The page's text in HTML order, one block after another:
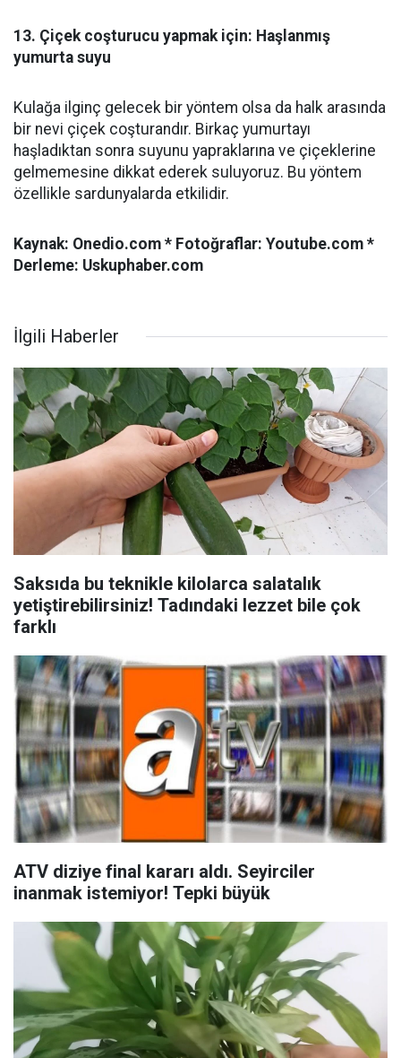
13. Çiçek coşturucu yapmak için: Haşlanmış
yumurta suyu
Kulağa ilginç gelecek bir yöntem olsa da halk arasında
bir nevi çiçek coşturandır. Birkaç yumurtayı
haşladıktan sonra suyunu yapraklarına ve çiçeklerine
gelmemesine dikkat ederek suluyoruz. Bu yöntem
özellikle sardunyalarda etkilidir.
Kaynak: Onedio.com * Fotoğraflar: Youtube.com *
Derleme: Uskuphaber.com
İlgili Haberler
Saksıda bu teknikle kilolarca salatalık
yetiştirebilirsiniz! Tadındaki lezzet bile çok
farklı
ATV diziye final kararı aldı. Seyirciler
inanmak istemiyor! Tepki büyük